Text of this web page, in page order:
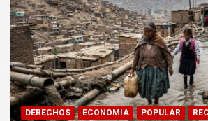
DERECHOS ECONOMIA POPULAR